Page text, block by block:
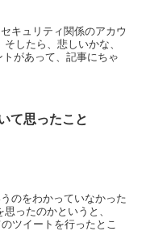
キュリティ関係のアカウ
したら、悲しいかな、
があって、記事にちゃ
て思ったこと
のをわかっていなかった
ったのかというと、
ツイートを行ったとこ